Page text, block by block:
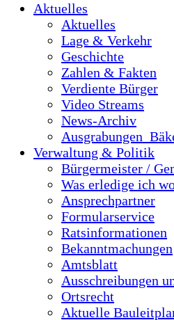
Aktuelles
Aktuelles
Lage & Verkehr
Geschichte
Zahlen & Fakten
Verdiente Bürger
Video Streams
News-Archiv
Verwaltung & Politik
Bürgermeister /
Was erledige ich
Ansprechpartner
Formularservice
Ratsinformationen
Bekanntmachungen
Amtsblatt
Ausschreibungen
Ortsrecht
Aktuelle